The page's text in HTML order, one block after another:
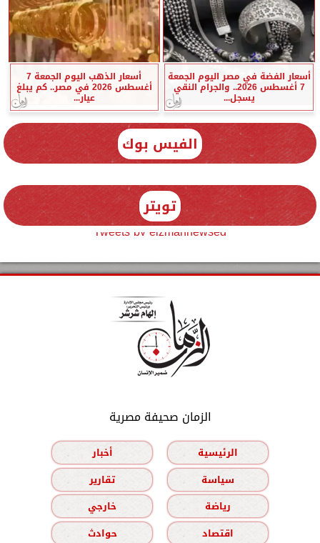
أسعار الفضة في مصر اليوم الجمعة
7 أغسطس 2026.. والجرام النقي
يسجل...
أسعار الذهب اليوم الجمعة 7
أغسطس 2026 في مصر.. كم يبلغ
عيار...
الفيس بوك
تويتر
Tweets by elzmannewseg
الزمان صحيفة مصرية
الرئيسية
أخبار
سياسة
تقارير
رياضة
خارجي
اقتصاد
حوادث